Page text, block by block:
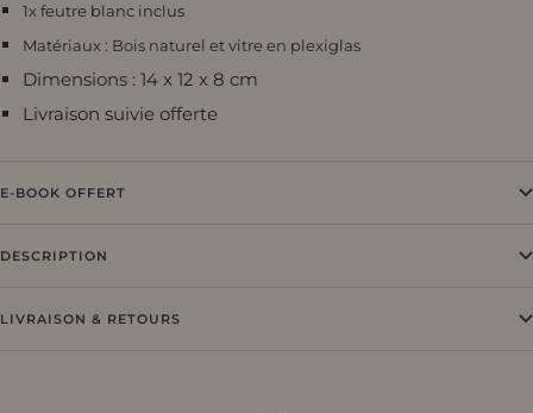
1x feutre blanc inclus
Matériaux : Bois naturel et vitre en plexiglas
Dimensions : 14 x 12 x 8 cm
Livraison suivie offerte
E-BOOK OFFERT
DESCRIPTION
LIVRAISON & RETOURS